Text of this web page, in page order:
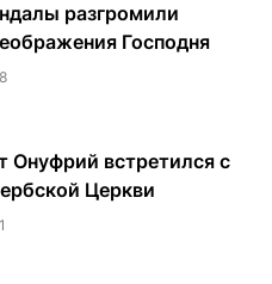
разгромили
Господня
Онуфрий встретился с
Церкви